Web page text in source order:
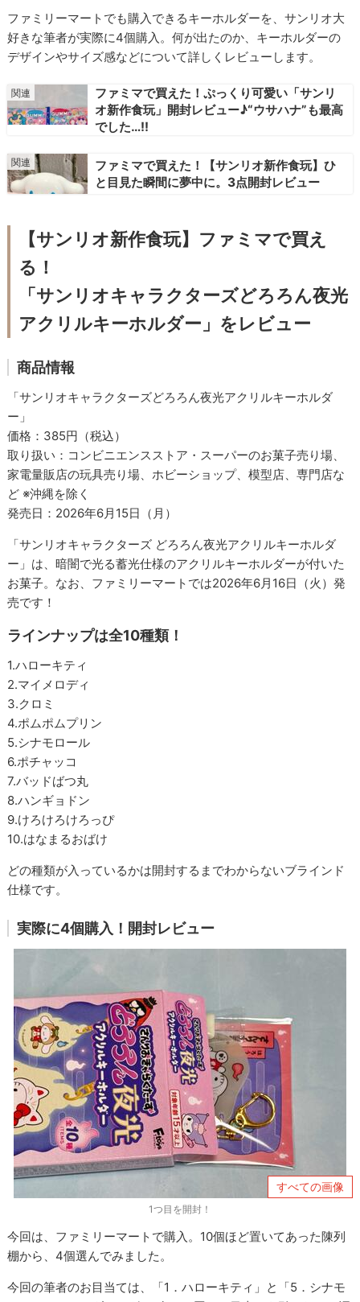
ファミリーマートでも購入できるキーホルダーを、サンリオ大
好きな筆者が実際に4個購入。何が出たのか、キーホルダーの
デザインやサイズ感などについて詳しくレビューします。
ファミマで買えた！ぷっくり可愛い「サンリ
オ新作食玩」開封レビュー♪“ウサハナ”も最高
でした…!!
ファミマで買えた！【サンリオ新作食玩】ひ
と目見た瞬間に夢中に。3点開封レビュー
【サンリオ新作食玩】ファミマで買え
る！
「サンリオキャラクターズどろろん夜光
アクリルキーホルダー」をレビュー
商品情報
「サンリオキャラクターズどろろん夜光アクリルキーホルダ
ー」
価格：385円（税込）
取り扱い：コンビニエンスストア・スーパーのお菓子売り場、
家電量販店の玩具売り場、ホビーショップ、模型店、専門店な
ど ※沖縄を除く
発売日：2026年6月15日（月）
「サンリオキャラクターズ どろろん夜光アクリルキーホルダ
ー」は、暗闇で光る蓄光仕様のアクリルキーホルダーが付いた
お菓子。なお、ファミリーマートでは2026年6月16日（火）発
売です！
ラインナップは全10種類！
1.ハローキティ
2.マイメロディ
3.クロミ
4.ポムポムプリン
5.シナモロール
6.ポチャッコ
7.バッドばつ丸
8.ハンギョドン
9.けろけろけろっぴ
10.はなまるおばけ
どの種類が入っているかは開封するまでわからないブラインド
仕様です。
実際に4個購入！開封レビュー
すべての画像
1つ目を開封！
今回は、ファミリーマートで購入。10個ほど置いてあった陳列
棚から、4個選んでみました。
今回の筆者のお目当ては、「1．ハローキティ」と「5．シナモ